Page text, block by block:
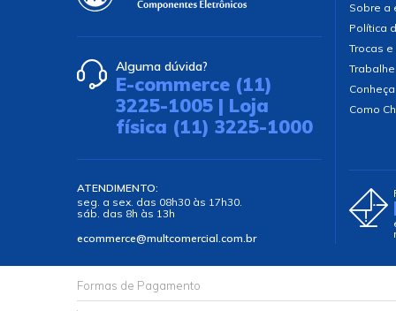
Alguma dúvida?
E-commerce (11)
3225-1005 | Loja
física (11) 3225-1000
ATENDIMENTO:
seg. a sex. das 08h30 às 17h30.
sáb. das 8h às 13h
ecommerce@multcomercial.com.br
Sobre a
Política
Trocas
Como
Formas de Pagamento